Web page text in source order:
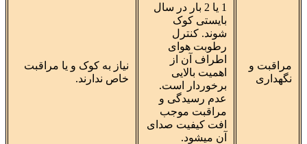
مراقبت و
نگهداری
1 یا 2 بار در سال
بایستی کوک
شوند. کنترل
رطوبت هوای
اطراف آن از
اهمیت بالایی
برخوردار است.
عدم رسیدگی و
مراقبت موجب
افت کیفیت صدای
آن میشود.
نیاز به کوک و یا مراقبت
خاص ندارند.